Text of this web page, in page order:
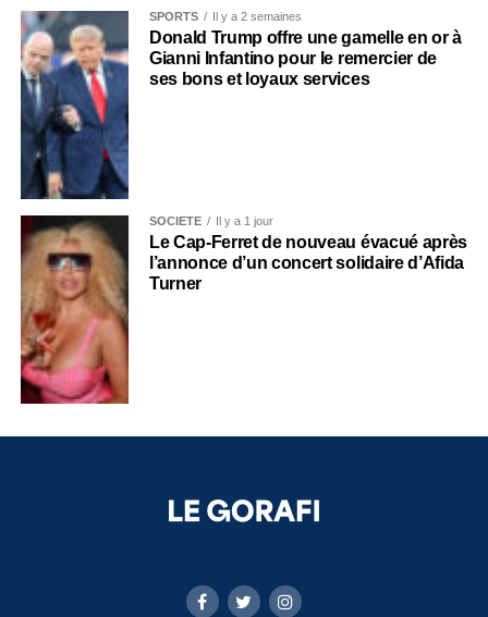
SPORTS Il y a 2 semaines
Donald Trump offre une gamelle en or à
Gianni Infantino pour le remercier de
ses bons et loyaux services
SOCIÉTÉ Il y a 1 jour
Le Cap-Ferret de nouveau évacué après
l’annonce d’un concert solidaire d’Afida
Turner